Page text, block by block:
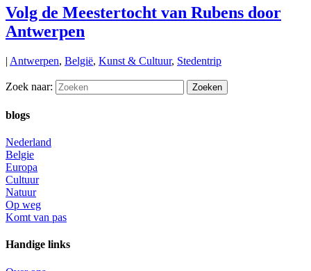
Volg de Meestertocht van Rubens door
Antwerpen
| Antwerpen, België, Kunst & Cultuur, Stedentrip
Zoek naar:
blogs
Nederland
Belgie
Europa
Cultuur
Natuur
Op weg
Komt van pas
Handige links